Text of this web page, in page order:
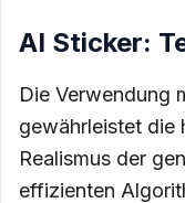
AI Sticker:
Die Verwendung
gewährleistet die
Realismus der
effizienten